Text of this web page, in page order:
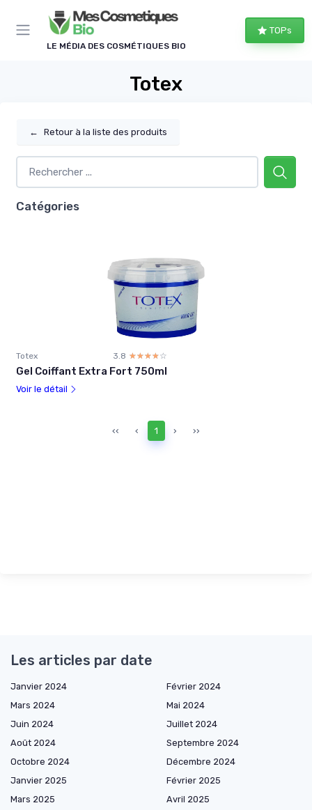
LE MÉDIA DES COSMÉTIQUES BIO
TOPs
Totex
← Retour à la liste des produits
Catégories
Totex 3.8 ☆☆☆☆☆
★★★★★
Gel Coiffant Extra Fort 750ml
Voir le détail
‹‹ ‹ 1 › ››
Les articles par date
Janvier 2024
Février 2024
Mars 2024
Mai 2024
Juin 2024
Juillet 2024
Août 2024
Septembre 2024
Octobre 2024
Décembre 2024
Janvier 2025
Février 2025
Mars 2025
Avril 2025
Panneau de gestion des cookies